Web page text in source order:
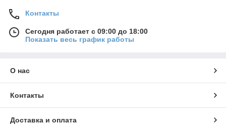
Контакты
Сегодня работает с 09:00 до 18:00
Показать весь график работы
О нас
Контакты
Доставка и оплата